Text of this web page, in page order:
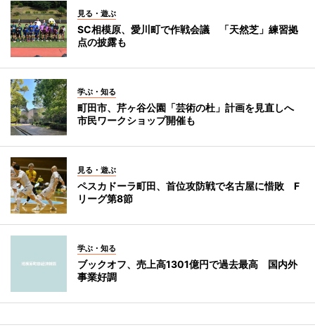
見る・遊ぶ
SC相模原、愛川町で作戦会議 「天然芝」練習拠
点の披露も
学ぶ・知る
町田市、芹ヶ谷公園「芸術の杜」計画を見直しへ
市民ワークショップ開催も
見る・遊ぶ
ペスカドーラ町田、首位攻防戦で名古屋に惜敗 F
リーグ第8節
学ぶ・知る
ブックオフ、売上高1301億円で過去最高 国内外
事業好調